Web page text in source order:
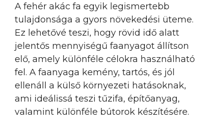
A fehér akác fa egyik legismertebb
tulajdonsága a gyors növekedési üteme.
Ez lehetővé teszi, hogy rövid idő alatt
jelentős mennyiségű faanyagot állítson
elő, amely különféle célokra használható
fel. A faanyaga kemény, tartós, és jól
ellenáll a külső környezeti hatásoknak,
ami ideálissá teszi tűzifa, építőanyag,
valamint különféle bútorok készítésére.